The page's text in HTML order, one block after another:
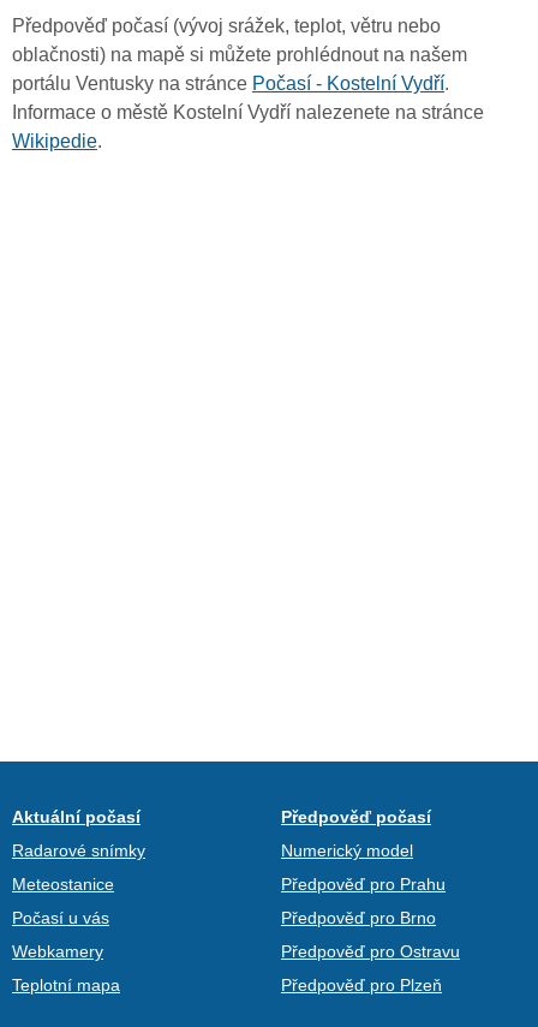
Předpověď počasí (vývoj srážek, teplot, větru nebo
oblačnosti) na mapě si můžete prohlédnout na našem
portálu Ventusky na stránce Počasí - Kostelní Vydří.
Informace o městě Kostelní Vydří nalezenete na stránce
Wikipedie.
Aktuální počasí
Radarové snímky
Meteostanice
Počasí u vás
Webkamery
Teplotní mapa
Předpověď počasí
Numerický model
Předpověď pro Prahu
Předpověď pro Brno
Předpověď pro Ostravu
Předpověď pro Plzeň